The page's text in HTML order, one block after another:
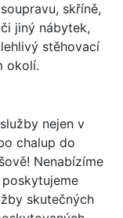
skříně,
jiný nábytek,
stěhovací
okolí.
nejen v
chalup do
Nenabízíme
skutečných